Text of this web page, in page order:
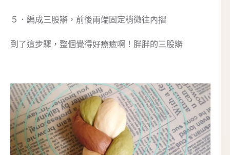
５．編成三股辮，前後兩端固定稍微往內摺
到了這步驟，整個覺得好療癒啊！胖胖的三股辮